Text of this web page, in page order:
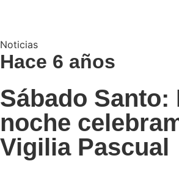
Noticias
Hace 6 años
Sábado Santo:
noche
Vigilia Pascual